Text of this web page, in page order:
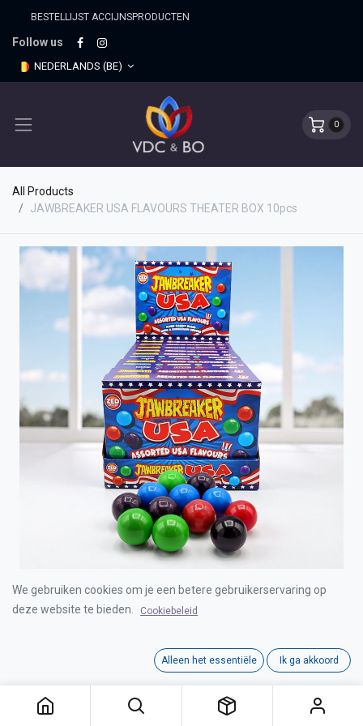
BESTELLIJST ACCIJNSPRO​DUCTEN
Follow us
NEDERLANDS (BE)
0
All Products
JAWBREAKER USA FLAVOURS THEATER BOX 10pcs
JAWBREAKER USA FLAVOURS THEATER BOX
10pcs
Category: CANDY & TOY
We gebruiken cookies om je een betere gebruikerservaring op
deze website te bieden.
Cookiebeleid
Alleen het essentiële Ik ga akkoord